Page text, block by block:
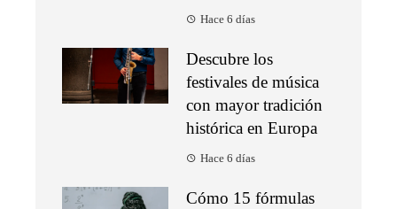
Hace 6 días
Descubre los
festivales de música
con mayor tradición
histórica en Europa
Hace 6 días
Cómo 15 fórmulas